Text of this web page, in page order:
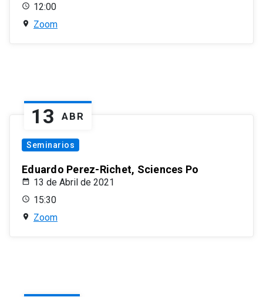
12:00
Zoom
13 ABR
Seminarios
Eduardo Perez-Richet, Sciences Po
13 de Abril de 2021
15:30
Zoom